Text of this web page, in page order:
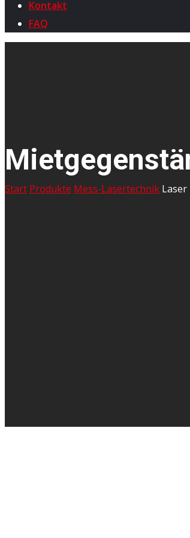
Kontakt
FAQ
Start Produkte Mess-Lasertechnik